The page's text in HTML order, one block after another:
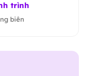
trình
biên